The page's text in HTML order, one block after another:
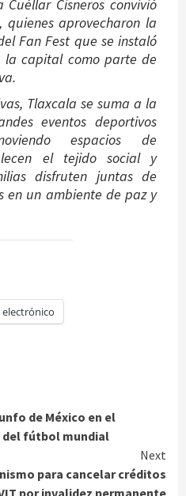
Cisneros convivió
quienes aprovecharon la
Fan Fest que se instaló
capital como parte de
Tlaxcala se suma a la
eventos deportivos
espacios de
el tejido social y
disfruten juntas de
en un ambiente de paz y
de México en el
del fútbol mundial
Next
para cancelar créditos